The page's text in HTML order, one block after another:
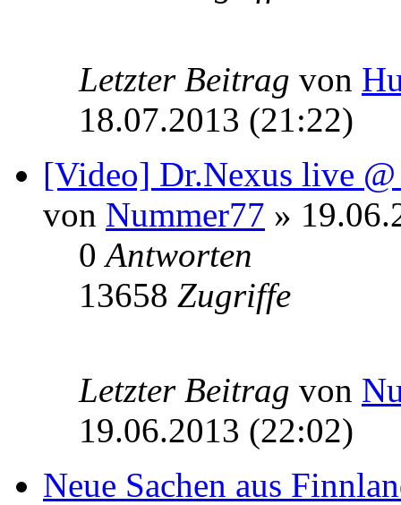
Letzter Beitrag von
18.07.2013 (21:22)
[Video] Dr.Nexus live
von Nummer77 »
0Antworten
13658 Zugriffe
Letzter Beitrag von
19.06.2013 (22:02)
Neue Sachen aus